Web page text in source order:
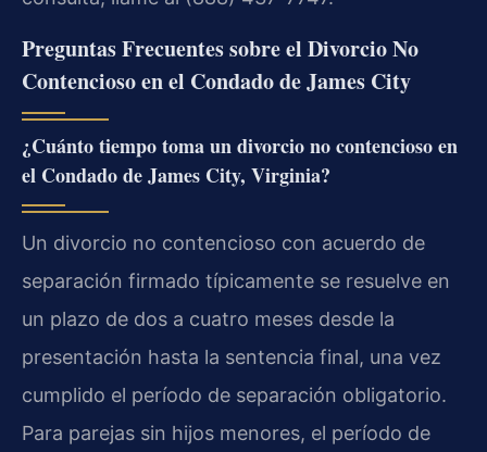
Preguntas Frecuentes sobre el Divorcio No
Contencioso en el Condado de James City
¿Cuánto tiempo toma un divorcio no contencioso en
el Condado de James City, Virginia?
Un divorcio no contencioso con acuerdo de
separación firmado típicamente se resuelve en
un plazo de dos a cuatro meses desde la
presentación hasta la sentencia final, una vez
cumplido el período de separación obligatorio.
Para parejas sin hijos menores, el período de